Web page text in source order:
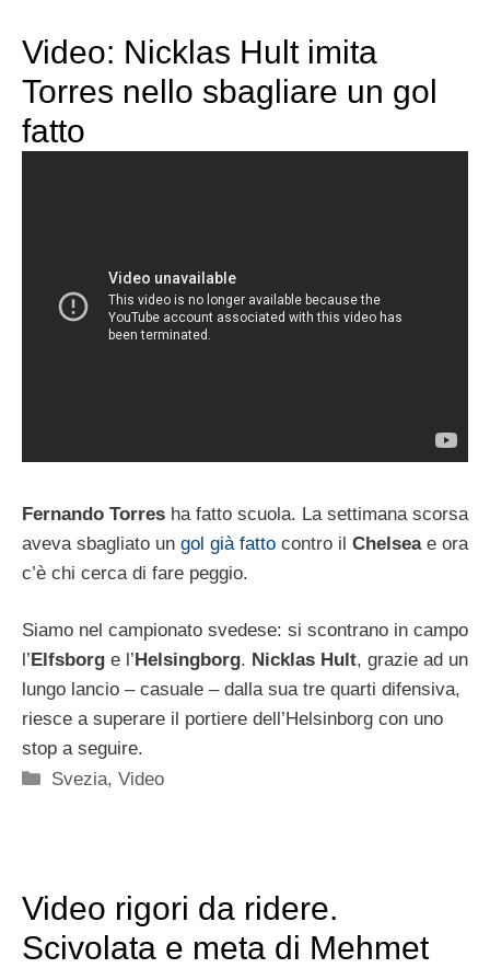
Video: Nicklas Hult imita
Torres nello sbagliare un gol
fatto
Fernando Torres ha fatto scuola. La settimana scorsa
aveva sbagliato un gol già fatto contro il Chelseae ora
c’è chi cerca di fare peggio.
Siamo nel campionato svedese: si scontrano in campo
l’Elfsborg e l’Helsingborg. Nicklas Hult, grazie ad un
lungo lancio – casuale – dalla sua tre quarti difensiva,
riesce a superare il portiere dell’Helsinborg con uno
stop a seguire.
Categorie
Svezia,Video
Video rigori da ridere.
Scivolata e meta di Mehmet